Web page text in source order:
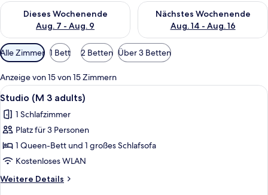
Dieses Wochenende
Aug. 7 - Aug. 9
Überprüfe die Verfügbarkeit für dieses Wochenende, Aug. 7
Nächstes Wochenende
Aug. 14 - Aug. 16
Überprüfe die Verfügbarkeit
Verfügbare
Filter
für
Zimmer
Alle Zimmer 1 Bett 2 Betten Über 3 Betten
Anzeige von 15 von 15 Zimmern
Alle
Fotos
für
Studio
(M
3
adults)
anzeigen
Eine moderne Küche mit weißen
15
Studio (M 3 adults)
1 Schlafzimmer
Platz für 3 Personen
1 Queen-Bett und 1 großes Schlafsofa
Kostenloses WLAN
Weitere Details
Weitere